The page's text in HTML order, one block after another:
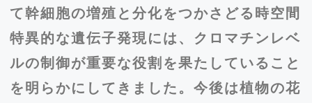
て幹細胞の増殖と分化をつかさどる時空間
特異的な遺伝子発現には、クロマチンレベ
ルの制御が重要な役割を果たしていること
を明らかにしてきました。今後は植物の花